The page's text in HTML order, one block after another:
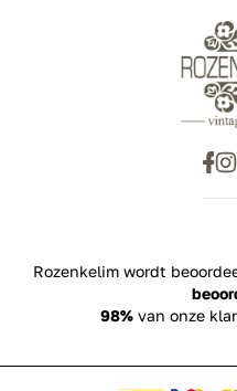
Rozenkelim wordt
98%van onze